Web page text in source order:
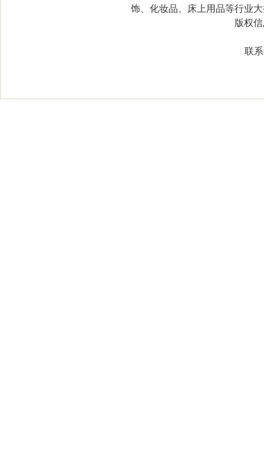
饰、化妆品、床上用品等行业
版权信
联